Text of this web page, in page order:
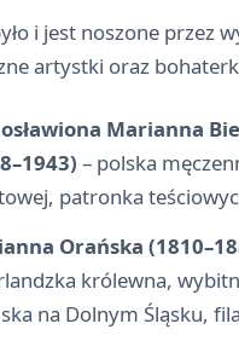
i jest noszone przez
artystki oraz
Marianna
– polska
patronka
Orańska
królewna,
na Dolnym Śląsku,